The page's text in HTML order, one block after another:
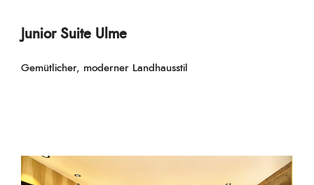
Junior Suite Ulme
Gemütlicher, moderner Landhausstil